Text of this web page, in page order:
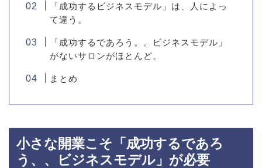
「成功するビジネスモデル」は、人によっ
て違う。
「成功するであろう。。ビジネスモデル」
がないサロンがほとんど。
まとめ
小さな開業こそ「成功するであろ
う、、ビジネスモデル」が必要